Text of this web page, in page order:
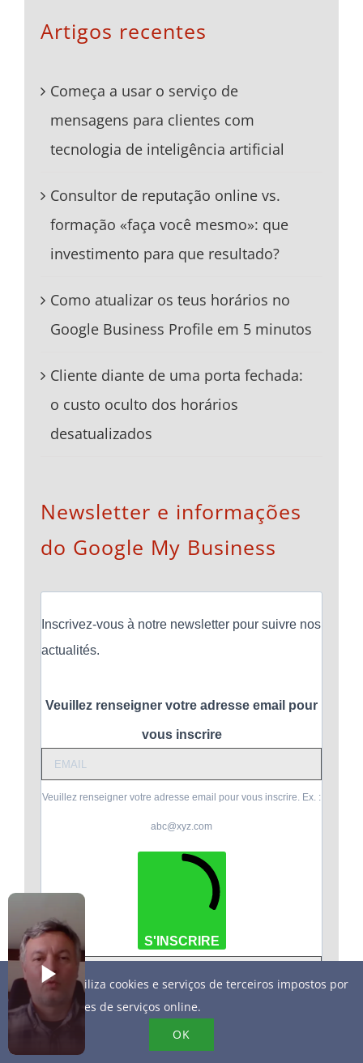
Artigos recentes
Começa a usar o serviço de
mensagens para clientes com
tecnologia de inteligência artificial
Consultor de reputação online vs.
formação «faça você mesmo»: que
investimento para que resultado?
Como atualizar os teus horários no
Google Business Profile em 5 minutos
Cliente diante de uma porta fechada:
o custo oculto dos horários
desatualizados
Newsletter e informações
do Google My Business
Inscrivez-vous à notre newsletter pour suivre nos
actualités.
Veuillez renseigner votre adresse email pour
vous inscrire
Veuillez renseigner votre adresse email pour vous inscrire. Ex. :
abc@xyz.com
S'INSCRIRE
Este site utiliza cookies e serviços de terceiros impostos por
fornecedores de serviços online.
OK